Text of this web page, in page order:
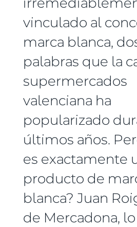
vinculado al
marca blanca,
palabras que la
supermercados
valenciana ha
popularizado
últimos años.
es exactamente
producto de
blanca? Juan
de Mercadona,